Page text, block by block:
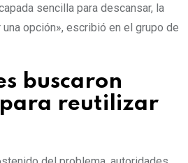
sencilla para descansar, la
opción», escribió en el grupo de
buscaron
para reutilizar